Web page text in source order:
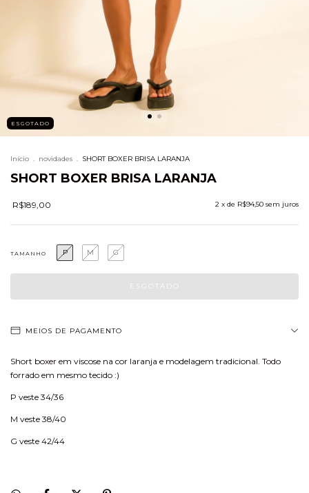
ESGOTADO
Início . novidades . SHORT BOXER BRISA LARANJA
SHORT BOXER BRISA LARANJA
R$189,00 2 x de R$94,50 sem juros
TAMANHO P M G
MEIOS DE PAGAMENTO
Short boxer em viscose na cor laranja e modelagem tradicional. Todo
forrado em mesmo tecido :)
P veste 34/36
M veste 38/40
G veste 42/44